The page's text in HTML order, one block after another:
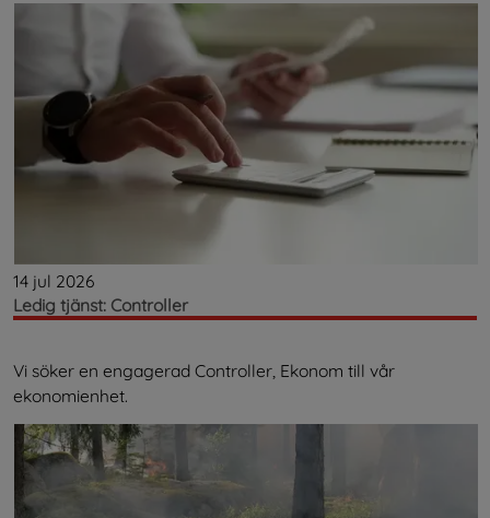
14 jul 2026
Ledig tjänst: Controller
Vi söker en engagerad Controller, Ekonom till vår
ekonomienhet.